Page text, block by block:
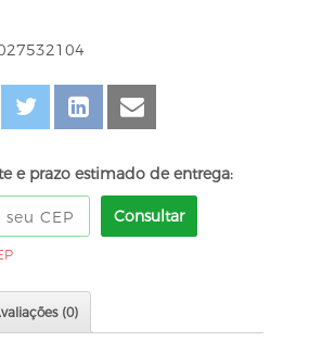
e prazo estimado de entrega:
Consultar
(0)